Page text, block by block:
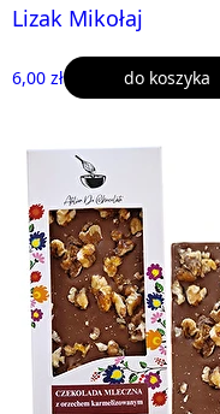
Lizak Mikołaj
6,00 zł do koszyka